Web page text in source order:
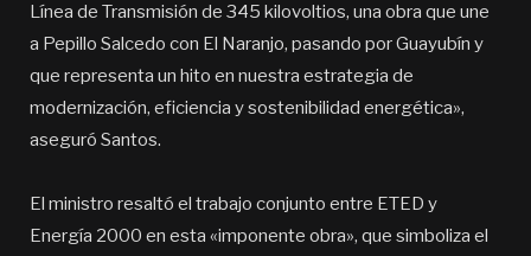
Línea de Transmisión de 345 kilovoltios, una obra que une
a Pepillo Salcedo con El Naranjo, pasando por Guayubín y
que representa un hito en nuestra estrategia de
modernización, eficiencia y sostenibilidad energética»,
aseguró Santos.
El ministro resaltó el trabajo conjunto entre ETED y
Energía 2000 en esta «imponente obra», que simboliza el